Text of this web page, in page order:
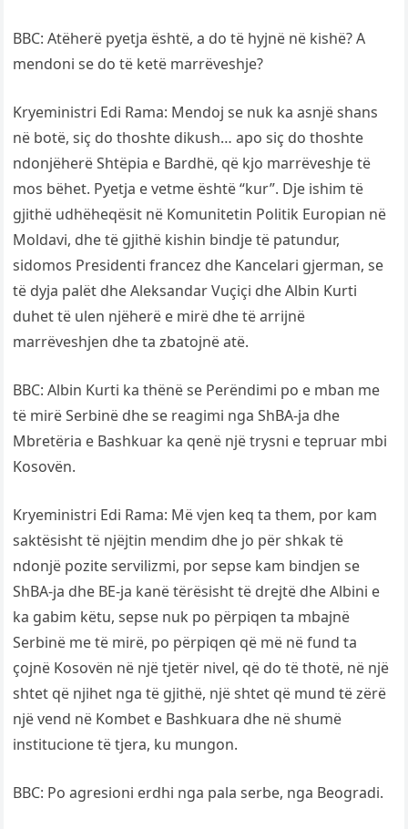
BBC: Atëherë pyetja është, a do të hyjnë në kishë? A
mendoni se do të ketë marrëveshje?
Kryeministri Edi Rama: Mendoj se nuk ka asnjë shans
në botë, siç do thoshte dikush… apo siç do thoshte
ndonjëherë Shtëpia e Bardhë, që kjo marrëveshje të
mos bëhet. Pyetja e vetme është “kur”. Dje ishim të
gjithë udhëheqësit në Komunitetin Politik Europian në
Moldavi, dhe të gjithë kishin bindje të patundur,
sidomos Presidenti francez dhe Kancelari gjerman, se
të dyja palët dhe Aleksandar Vuçiçi dhe Albin Kurti
duhet të ulen njëherë e mirë dhe të arrijnë
marrëveshjen dhe ta zbatojnë atë.
BBC: Albin Kurti ka thënë se Perëndimi po e mban me
të mirë Serbinë dhe se reagimi nga ShBA-ja dhe
Mbretëria e Bashkuar ka qenë një trysni e tepruar mbi
Kosovën.
Kryeministri Edi Rama: Më vjen keq ta them, por kam
saktësisht të njëjtin mendim dhe jo për shkak të
ndonjë pozite servilizmi, por sepse kam bindjen se
ShBA-ja dhe BE-ja kanë tërësisht të drejtë dhe Albini e
ka gabim këtu, sepse nuk po përpiqen ta mbajnë
Serbinë me të mirë, po përpiqen që më në fund ta
çojnë Kosovën në një tjetër nivel, që do të thotë, në një
shtet që njihet nga të gjithë, një shtet që mund të zërë
një vend në Kombet e Bashkuara dhe në shumë
institucione të tjera, ku mungon.
BBC: Po agresioni erdhi nga pala serbe, nga Beogradi.